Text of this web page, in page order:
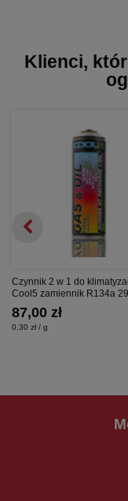
Klienci,
Czynnik 2 w 1 do
Cool5 zamiennik R134a
87,00 zł
0,30 zł / g